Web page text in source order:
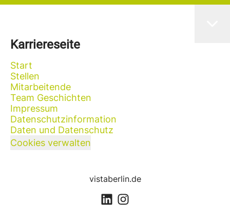
Karriereseite
Start
Stellen
Mitarbeitende
Team Geschichten
Impressum
Datenschutzinformation
Daten und Datenschutz
Cookies verwalten
vistaberlin.de